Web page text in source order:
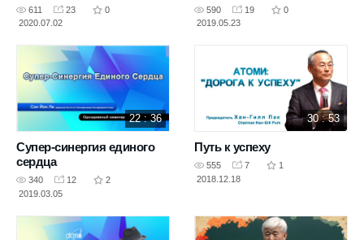
611 23
0
2020.07.02
590 19
0
2019.05.23
22 : 36
Супер-синергия единого
сердца
340 12
2
2019.03.05
30 : 53
Путь к успеху
555 7
1
2018.12.18